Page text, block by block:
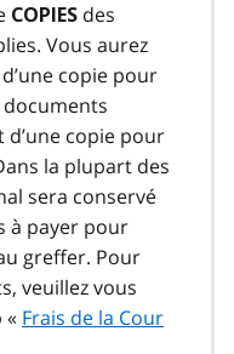
COPIES des
Vous aurez
copie pour
copie pour
la plupart des
sera conservé
à payer pour
greffer. Pour
veuillez vous
« Frais de la Cour